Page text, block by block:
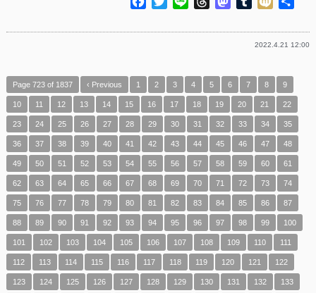
2022.4.21 12:00
Page 723 of 1837 ‹ Previous 1 2 3 4 5 6 7 8 9
10 11 12 13 14 15 16 17 18 19 20 21 22
23 24 25 26 27 28 29 30 31 32 33 34 35
36 37 38 39 40 41 42 43 44 45 46 47 48
49 50 51 52 53 54 55 56 57 58 59 60 61
62 63 64 65 66 67 68 69 70 71 72 73 74
75 76 77 78 79 80 81 82 83 84 85 86 87
88 89 90 91 92 93 94 95 96 97 98 99 100
101 102 103 104 105 106 107 108 109 110 111
112 113 114 115 116 117 118 119 120 121 122
123 124 125 126 127 128 129 130 131 132 133